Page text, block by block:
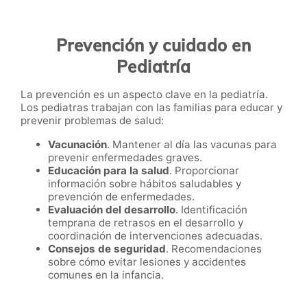
Prevención y cuidado en
Pediatría
La prevención es un aspecto clave en la pediatría.
Los pediatras trabajan con las familias para educar y
prevenir problemas de salud:
Vacunación. Mantener al día las vacunas para
prevenir enfermedades graves.
Educación para la salud. Proporcionar
información sobre hábitos saludables y
prevención de enfermedades.
Evaluación del desarrollo. Identificación
temprana de retrasos en el desarrollo y
coordinación de intervenciones adecuadas.
Consejos de seguridad. Recomendaciones
sobre cómo evitar lesiones y accidentes
comunes en la infancia.